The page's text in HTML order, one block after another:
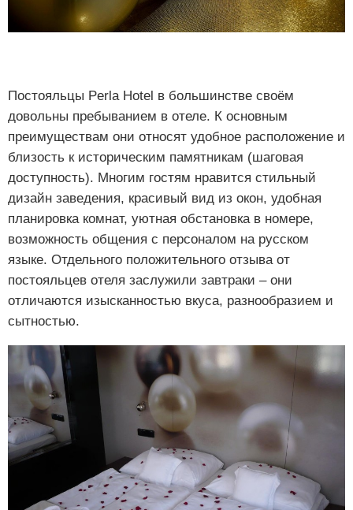
Постояльцы Perla Hotel в большинстве своём
довольны пребыванием в отеле. К основным
преимуществам они относят удобное расположение и
близость к историческим памятникам (шаговая
доступность). Многим гостям нравится стильный
дизайн заведения, красивый вид из окон, удобная
планировка комнат, уютная обстановка в номере,
возможность общения с персоналом на русском
языке. Отдельного положительного отзыва от
постояльцев отеля заслужили завтраки – они
отличаются изысканностью вкуса, разнообразием и
сытностью.